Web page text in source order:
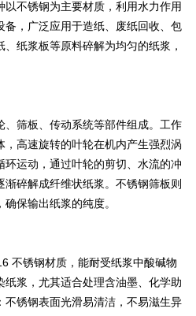
以不锈钢为主要材质，利用水力作用
备，广泛应用于造纸、废纸回收、包
纸浆板等原料碎解为均匀的纸浆，
、筛板、传动系统等部件组成。工作
，高速旋转的叶轮在机内产生强烈涡
运动，通过叶轮的剪切、水流的冲
碎解成纤维状纸浆。不锈钢筛板则
保输出纸浆的纯度。
不锈钢材质，能耐受纸浆中酸碱物
纸浆，尤其适合处理含油墨、化学助
不锈钢表面光滑易清洁，不易滋生异